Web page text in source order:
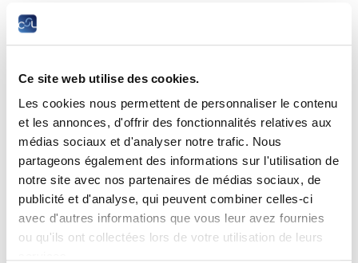
Ce site web utilise des cookies.
Les cookies nous permettent de personnaliser le contenu
et les annonces, d'offrir des fonctionnalités relatives aux
médias sociaux et d'analyser notre trafic. Nous
partageons également des informations sur l'utilisation de
notre site avec nos partenaires de médias sociaux, de
publicité et d'analyse, qui peuvent combiner celles-ci
avec d'autres informations que vous leur avez fournies
ou qu'ils ont collectées lors de votre utilisation de leurs
répartition des richesses, les conditions de
vie, les écarts de revenus, les privilèges et
discriminations.
Comparer les inégalités – principalement de
revenu et de patrimoine – qui en découlent,
permet de comprendre leurs évolutions entre
le XVIII et le XXI siècle, à travers les ruptures
ou phénomènes majeurs tels que la
Révolution française, l’indépendance du
Luxembourg, l’âge industriel, les deux guerres